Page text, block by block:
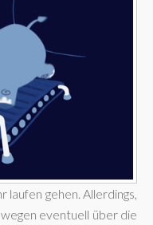
gehen. Allerdings,
eventuell über die